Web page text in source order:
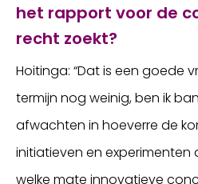
het rapport voor de
recht zoekt?
Hoitinga: “Dat is een goede
termijn nog weinig, ben ik
afwachten in hoeverre de
initiatieven en experimenten
welke mate innovatieve